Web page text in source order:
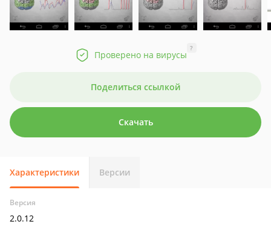
Проверено на вирусы
?
Поделиться ссылкой
Скачать
Характеристики Версии
Версия
2.0.12